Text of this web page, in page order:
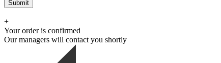
Submit
+
Your order is confirmed
Our managers will contact you shortly